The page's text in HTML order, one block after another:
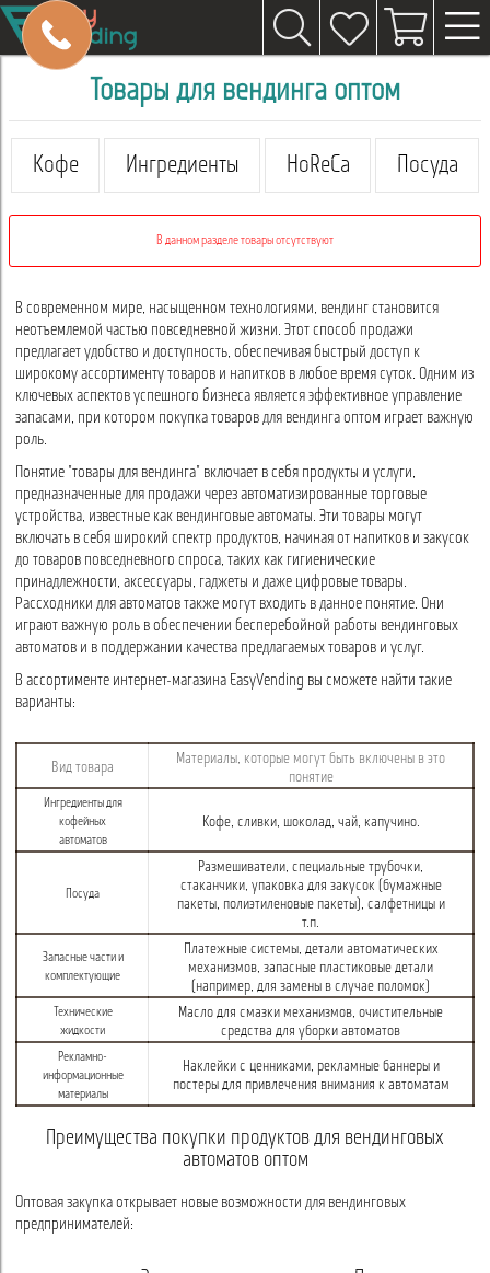
Товары для вендинга оптом
Кофе Ингредиенты HoReCa Посуда
В данном разделе товары отсутствуют
В современном мире, насыщенном технологиями, вендинг становится
неотъемлемой частью повседневной жизни. Этот способ продажи
предлагает удобство и доступность, обеспечивая быстрый доступ к
широкому ассортименту товаров и напитков в любое время суток. Одним из
ключевых аспектов успешного бизнеса является эффективное управление
запасами, при котором покупка товаров для вендинга оптом играет важную
роль.
Понятие "товары для вендинга" включает в себя продукты и услуги,
предназначенные для продажи через автоматизированные торговые
устройства, известные как вендинговые автоматы. Эти товары могут
включать в себя широкий спектр продуктов, начиная от напитков и закусок
до товаров повседневного спроса, таких как гигиенические
принадлежности, аксессуары, гаджеты и даже цифровые товары.
Рассходники для автоматов также могут входить в данное понятие. Они
играют важную роль в обеспечении бесперебойной работы вендинговых
автоматов и в поддержании качества предлагаемых товаров и услуг.
В ассортименте интернет-магазина EasyVending вы сможете найти такие
варианты:
Вид товара
Материалы, которые могут быть включены в это
понятие
Ингредиенты для
кофейных
автоматов
Кофе, сливки, шоколад, чай, капучино.
Посуда
Размешиватели, специальные трубочки,
стаканчики, упаковка для закусок (бумажные
пакеты, полиэтиленовые пакеты), салфетницы и
т.п.
Запасные части и
комплектующие
Платежные системы, детали автоматических
механизмов, запасные пластиковые детали
(например, для замены в случае поломок)
Технические
жидкости
Масло для смазки механизмов, очистительные
средства для уборки автоматов
Рекламно-
информационные
материалы
Наклейки с ценниками, рекламные баннеры и
постеры для привлечения внимания к автоматам
Преимущества покупки продуктов для вендинговых
автоматов оптом
Оптовая закупка открывает новые возможности для вендинговых
предпринимателей: